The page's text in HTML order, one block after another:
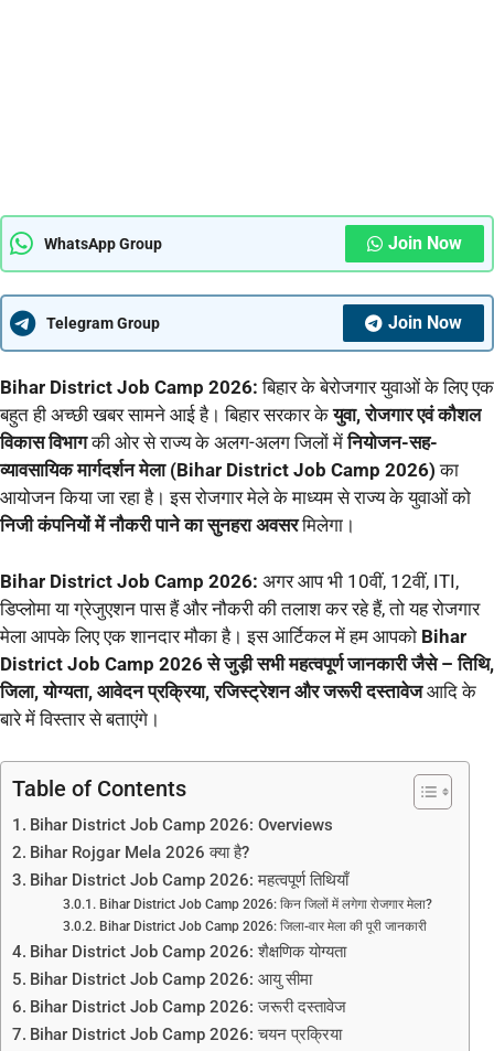
WhatsApp Group Join Now
Telegram Group Join Now
Bihar District Job Camp 2026:बिहार के बेरोजगार युवाओं के लिए एक
बहुत ही अच्छी खबर सामने आई है। बिहार सरकार केयुवा, रोजगार एवं कौशल
विकास विभागकी ओर से राज्य के अलग-अलग जिलों मेंनियोजन-सह-
व्यावसायिक मार्गदर्शन मेला (Bihar District Job Camp 2026) का
आयोजन किया जा रहा है। इस रोजगार मेले के माध्यम से राज्य के युवाओं को
निजी कंपनियों में नौकरी पाने का सुनहरा अवसरमिलेगा।
Bihar District Job Camp 2026: अगर आप भी 10वीं, 12वीं, ITI,
डिप्लोमा या ग्रेजुएशन पास हैं और नौकरी की तलाश कर रहे हैं, तो यह रोजगार
मेला आपके लिए एक शानदार मौका है। इस आर्टिकल में हम आपको Bihar
District Job Camp 2026 से जुड़ी सभी महत्वपूर्ण जानकारी जैसे – तिथि,
जिला, योग्यता, आवेदन प्रक्रिया, रजिस्ट्रेशन और जरूरी दस्तावेजआदि के
बारे में विस्तार से बताएंगे।
Table of Contents
Bihar District Job Camp 2026: Overviews
Bihar Rojgar Mela 2026 क्या है?
Bihar District Job Camp 2026: महत्वपूर्ण तिथियाँ
Bihar District Job Camp 2026: किन जिलों में लगेगा रोजगार मेला?
Bihar District Job Camp 2026: जिला-वार मेला की पूरी जानकारी
Bihar District Job Camp 2026: शैक्षणिक योग्यता
Bihar District Job Camp 2026: आयु सीमा
Bihar District Job Camp 2026: जरूरी दस्तावेज
Bihar District Job Camp 2026: चयन प्रक्रिया